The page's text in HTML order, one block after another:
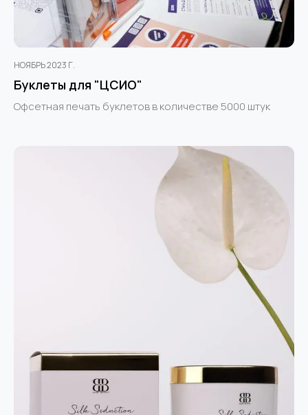
НОЯБРЬ 2023 Г.
Буклеты для "ЦСИО"
Офсетная печать буклетов в количестве 5000 штук